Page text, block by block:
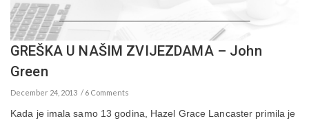
GREŠKA U NAŠIM ZVIJEZDAMA – John
Green
December 24, 2013 6 Comments
Kada je imala samo 13 godina, Hazel Grace Lancaster primila je